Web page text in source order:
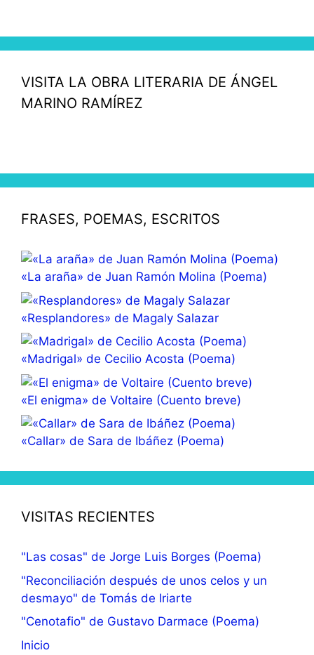
VISITA LA OBRA LITERARIA DE ÁNGEL
MARINO RAMÍREZ
FRASES, POEMAS, ESCRITOS
«La araña» de Juan Ramón Molina (Poema)
«Resplandores» de Magaly Salazar
«Madrigal» de Cecilio Acosta (Poema)
«El enigma» de Voltaire (Cuento breve)
«Callar» de Sara de Ibáñez (Poema)
VISITAS RECIENTES
"Las cosas" de Jorge Luis Borges (Poema)
"Reconciliación después de unos celos y un
desmayo" de Tomás de Iriarte
"Cenotafio" de Gustavo Darmace (Poema)
Inicio